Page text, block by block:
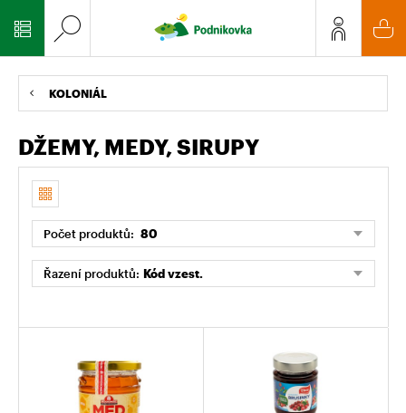
KOLONIÁL
DŽEMY, MEDY, SIRUPY
Počet produktů: 80
Řazení produktů: Kód vzest.